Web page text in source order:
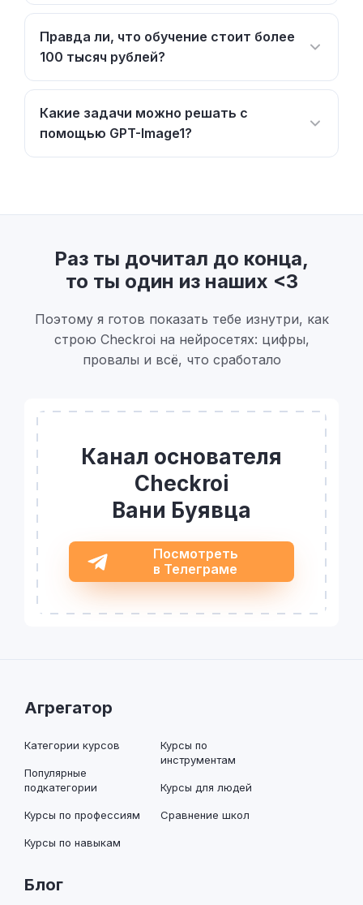
Правда ли, что обучение стоит более
100 тысяч рублей?
Какие задачи можно решать с
помощью GPT-Image1?
Раз ты дочитал до конца,
то ты один из наших <3
Поэтому я готов показать тебе изнутри, как
строю Checkroi на нейросетях: цифры,
провалы и всё, что сработало
Канал основателя
Checkroi
Вани Буявца
Посмотреть
в Телеграме
Агрегатор
Категории курсов
Популярные
подкатегории
Курсы по профессиям
Курсы по навыкам
Курсы по
инструментам
Курсы для людей
Сравнение школ
Блог